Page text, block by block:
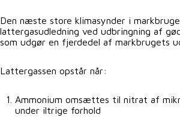
Den næste store klimasynder i
lattergasudledning ved udbringning af
som udgør en fjerdedel af markbrugets
Lattergassen opstår når:
Ammonium omsættes til nitrat af
under iltrige forhold